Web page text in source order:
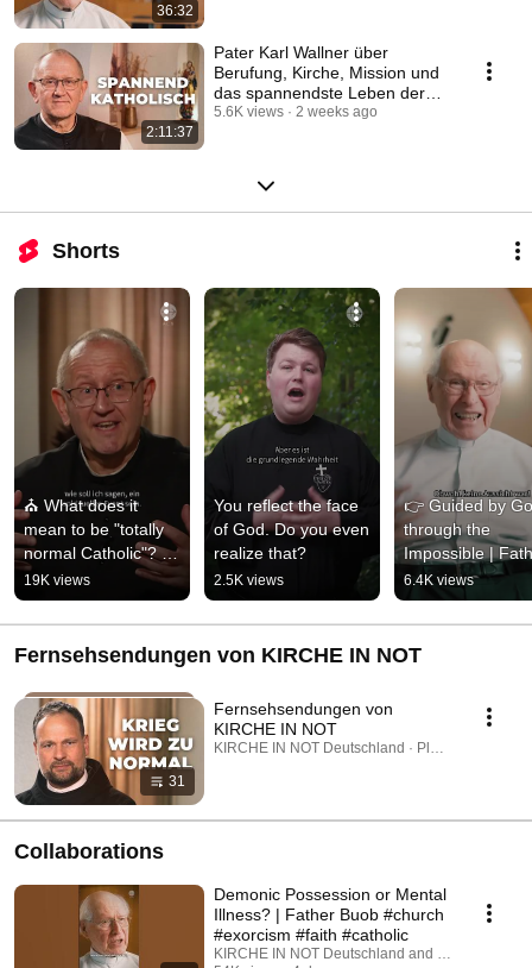
36:32
2:11:37
Pater Karl Wallner über
Berufung, Kirche, Mission und
das spannendste Leben der
Welt #katholisch
5.6K views 2 weeks ago
Shorts
⛪ What does it
mean to be "totally
normal Catholic"? |
Father Karl Wallner
19K views
You reflect the face
of God. Do you even
realize that?
2.5K views
👉 Guided by
through the
Impossible |
Buob
6.4K views
Fernsehsendungen von KIRCHE IN NOT
31
Fernsehsendungen von
KIRCHE IN NOT
KIRCHE IN NOT Deutschland · Playlist
Collaborations
Demonic Possession or Mental
Illness? | Father Buob #church
#exorcism #faith #catholic
KIRCHE IN NOT Deutschland and St. Ulrich